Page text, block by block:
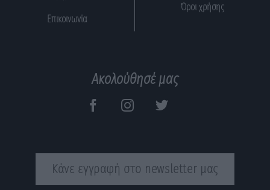
Επικοινωνία
Όροι χρήσης
Ακολούθησέ μας
Κάνε εγγραφή στο newsletter μας